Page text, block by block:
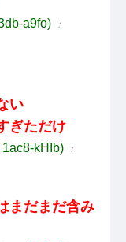
a9fo) ：
い
ぎただけ
1ac8-kHIb) ：
まだまだ含み